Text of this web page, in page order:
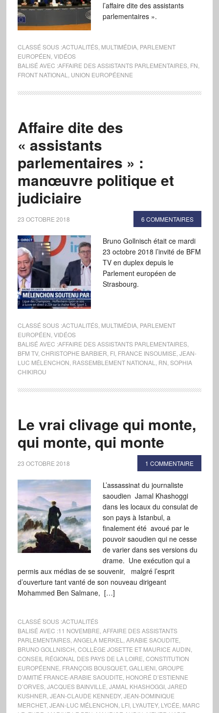
l’affaire dite des assistants
parlementaires ».
CLASSÉ SOUS :ACTUALITÉS, MULTIMÉDIA, PARLEMENT
EUROPÉEN VIDÉOS
BALISÉ AVEC :AFFAIRE DES ASSISTANTS PARLEMENTAIRES, FN
FRONT NATIONAL
UNION EUROPÉENNE
Affaire dite des
« assistants
parlementaires » :
manœuvre politique et
judiciaire
23 OCTOBRE 2018 6 COMMENTAIRES
Bruno Gollnisch était ce mardi
23 octobre 2018 l’invité de BFM
TV en duplex depuis le
Parlement européen de
Strasbourg.
CLASSÉ SOUS :ACTUALITÉS, MULTIMÉDIA, PARLEMENT
EUROPÉEN VIDÉOS
BALISÉ AVEC :AFFAIRE DES ASSISTANTS PARLEMENTAIRES,
BFM TV, CHRISTOPHE BARBIER FI, FRANCE INSOUMISE JEAN-
LUC MÉLENCHON RASSEMBLEMENT NATIONAL RN SOPHIA
CHIKIROU
Le vrai clivage qui monte,
qui monte, qui monte
23 OCTOBRE 2018 1 COMMENTAIRE
L’assassinat du journaliste
saoudien Jamal Khashoggi
dans les locaux du consulat de
son pays à Istanbul, a
finalement été avoué par le
pouvoir saoudien qui ne cesse
de varier dans ses versions du
drame. Une exécution qui a
permis aux médias de se souvenir, malgré l’esprit
d’ouverture tant vanté de son nouveau dirigeant
Mohammed Ben Salmane, […]
CLASSÉ SOUS :ACTUALITÉS
BALISÉ AVEC :11 NOVEMBRE AFFAIRE DES ASSISTANTS
PARLEMENTAIRES, ANGELA MERKEL ARABIE SAOUDITE
BRUNO GOLLNISCH COLLÈGE JOSETTE ET MAURICE AUDIN
CONSEIL RÉGIONAL DES PAYS DE LA LOIRE CONSTITUTION
EUROPÉENNE FRANÇOIS BOUSQUET, GALLIENI, GROUPE
D’AMITIÉ FRANCE-ARABIE SAOUDITE HONORÉ D’ESTIENNE
D’ORVES, JACQUES BAINVILLE JAMAL KHASHOGGI, JARED
KUSHNER JEAN-CLAUDE KENNEDY, JEAN-DOMINIQUE
MERCHET, JEAN-LUC MÉLENCHON LFI, LYAUTEY, LYCÉE MARC